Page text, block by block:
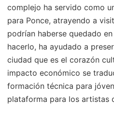
complejo ha servido como
para Ponce, atrayendo a
podrían haberse quedado
hacerlo, ha ayudado a
ciudad que es el corazón
impacto económico se
formación técnica para
plataforma para los artistas